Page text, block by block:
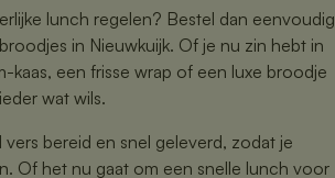
lunch regelen? Bestel dan eenvoudig
in Nieuwkuijk. Of je nu zin hebt in
kaas, een frisse wrap of een luxe broodje
wat wils.
bereid en snel geleverd, zodat je
Of het nu gaat om een snelle lunch voor